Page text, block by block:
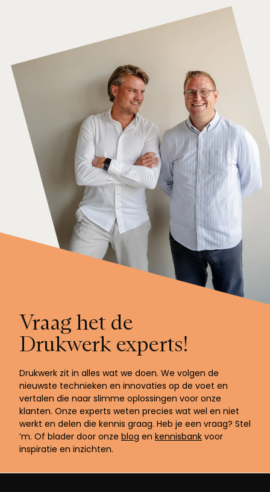
Vraag het de
Drukwerk experts!
Drukwerk zit in alles wat we doen. We volgen de
nieuwste technieken en innovaties op de voet en
vertalen die naar slimme oplossingen voor onze
klanten. Onze experts weten precies wat wel en niet
werkt en delen die kennis graag. Heb je een vraag? Stel
’m. Of blader door onze blog en kennisbank voor
inspiratie en inzichten.